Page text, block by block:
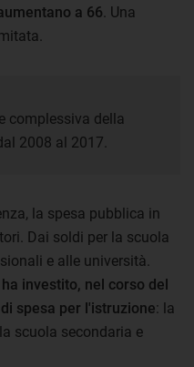
a 66 . Una
complessiva della
2008 al 2017.
la spesa pubblica in
Dai soldi per la scuola
e alle università.
investito, nel corso del
spesa per l'istruzione: la
scuola secondaria e